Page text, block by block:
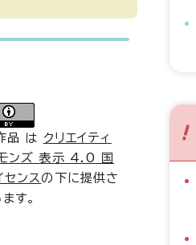
品 は クリエイティ
モンズ 表示 4.0 国
センスの下に提供さ
す。